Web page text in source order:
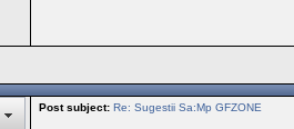
Post subject: Re: Sugestii Sa:Mp GFZONE